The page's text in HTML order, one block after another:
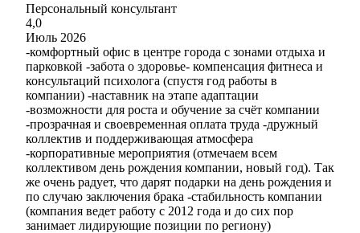
Персональный консультант
4,0
Июль 2026
-комфортный офис в центре города с зонами отдыха и
парковкой -забота о здоровье- компенсация фитнеса и
консультаций психолога (спустя год работы в
компании) -наставник на этапе адаптации
-возможности для роста и обучение за счёт компании
-прозрачная и своевременная оплата труда -дружный
коллектив и поддерживающая атмосфера
-корпоративные мероприятия (отмечаем всем
коллективом день рождения компании, новый год). Так
же очень радует, что дарят подарки на день рождения и
по случаю заключения брака -стабильность компании
(компания ведет работу с 2012 года и до сих пор
занимает лидирующие позиции по региону)